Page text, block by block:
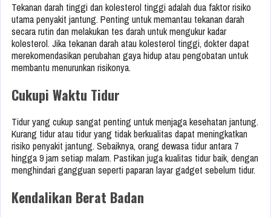
Tekanan darah tinggi dan kolesterol tinggi adalah dua faktor risiko
utama penyakit jantung. Penting untuk memantau tekanan darah
secara rutin dan melakukan tes darah untuk mengukur kadar
kolesterol. Jika tekanan darah atau kolesterol tinggi, dokter dapat
merekomendasikan perubahan gaya hidup atau pengobatan untuk
membantu menurunkan risikonya.
Cukupi Waktu Tidur
Tidur yang cukup sangat penting untuk menjaga kesehatan jantung.
Kurang tidur atau tidur yang tidak berkualitas dapat meningkatkan
risiko penyakit jantung. Sebaiknya, orang dewasa tidur antara 7
hingga 9 jam setiap malam. Pastikan juga kualitas tidur baik, dengan
menghindari gangguan seperti paparan layar gadget sebelum tidur.
Kendalikan Berat Badan